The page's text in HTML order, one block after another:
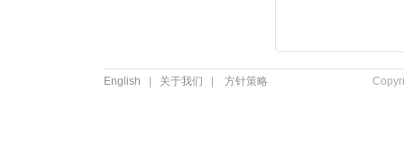
English 关于我们 方针策略